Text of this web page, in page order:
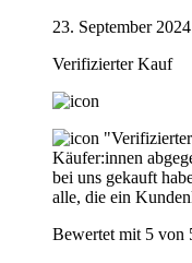
23. September 2024
Verifizierter Kauf
Käufer:innen
bei uns gekauft
alle, die ein
Bewertet mit 5 von